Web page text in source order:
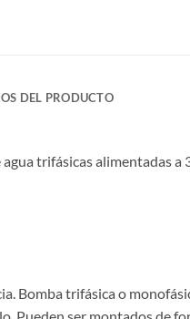
DEL PRODUCTO
trifásicas alimentadas a
Bomba trifásica o